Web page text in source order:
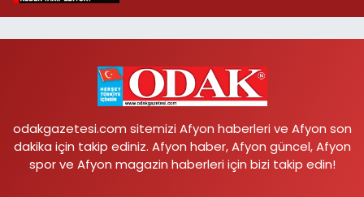
odakgazetesi.com sitemizi Afyon haberleri ve Afyon son
dakika için takip ediniz. Afyon haber, Afyon güncel, Afyon
spor ve Afyon magazin haberleri için bizi takip edin!